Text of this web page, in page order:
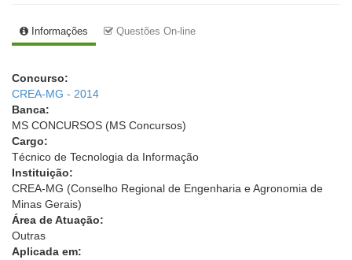
Informações Questões On-line
Concurso:
CREA-MG - 2014
Banca:
MS CONCURSOS (MS Concursos)
Cargo:
Técnico de Tecnologia da Informação
Instituição:
CREA-MG (Conselho Regional de Engenharia e Agronomia de
Minas Gerais)
Área de Atuação:
Outras
Aplicada em: